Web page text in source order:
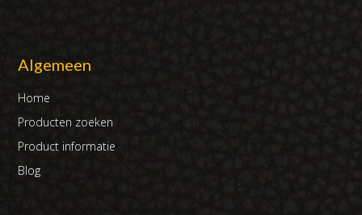
Algemeen
Home
Producten zoeken
Product informatie
Blog